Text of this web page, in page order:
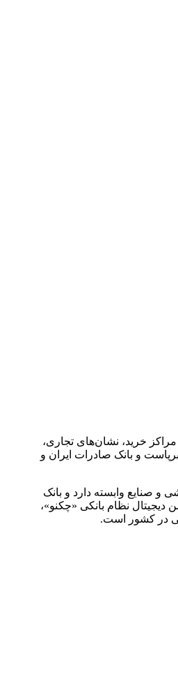
۱۳ تا ۱۶ دی‌ماه سال جاری با هدف ارائه توانمندی مراکز خرید، نشان‌های تجاری،
و بانک صادرات ایران و
و صنایع وابسته دارد و بانک
دیجیتال نظام بانکی «چکنو»،
در کشور است.